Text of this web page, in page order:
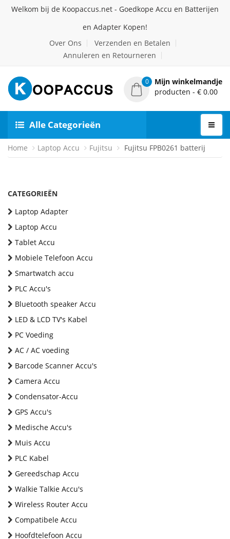
Welkom bij de Koopaccus.net - Goedkope Accu en Batterijen
en Adapter Kopen!
Over Ons
Verzenden en Betalen
Annuleren en Retourneren
0
Mijn winkelmandje
producten - € 0.00
Alle Categorieën
Home Laptop Accu Fujitsu Fujitsu FPB0261 batterij
CATEGORIEËN
Laptop Adapter
Laptop Accu
Tablet Accu
Mobiele Telefoon Accu
Smartwatch accu
PLC Accu's
Bluetooth speaker Accu
LED & LCD TV's Kabel
PC Voeding
AC / AC voeding
Barcode Scanner Accu's
Camera Accu
Condensator-Accu
GPS Accu's
Medische Accu's
Muis Accu
PLC Kabel
Gereedschap Accu
Walkie Talkie Accu's
Wireless Router Accu
Compatibele Accu
Hoofdtelefoon Accu